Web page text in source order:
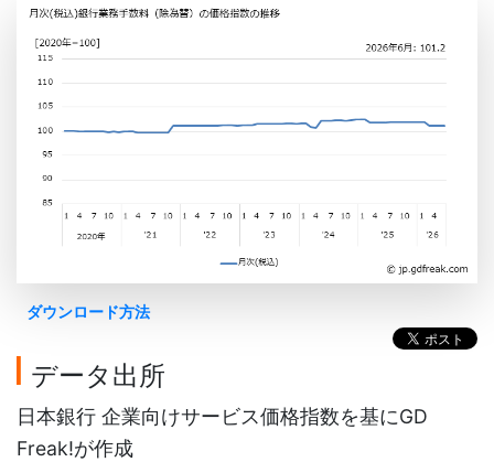
ダウンロード方法
データ出所
日本銀行 企業向けサービス価格指数を基にGD
Freak!が作成